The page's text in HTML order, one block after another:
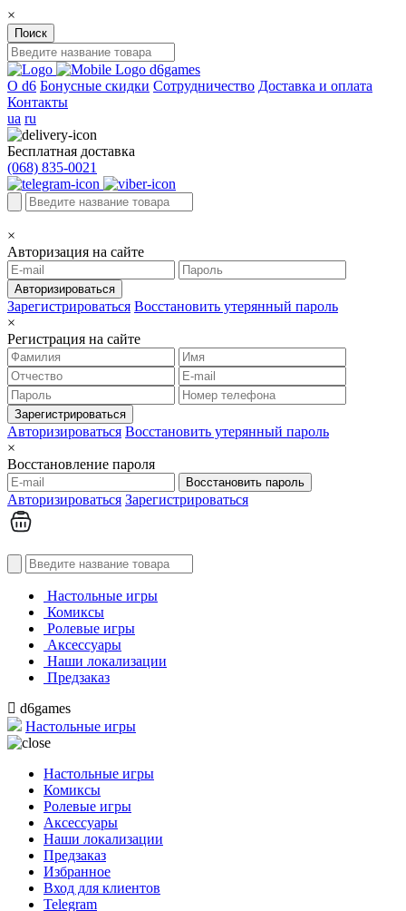
×
Поиск
d6games
О d6 Бонусные скидки Сотрудничество Доставка и оплата
Контакты
ua ru
Бесплатная доставка
(068) 835-0021
×
Авторизация на сайте
Авторизироваться
Зарегистрироваться Восстановить утерянный пароль
×
Регистрация на сайте
Зарегистрироваться
Авторизироваться Восстановить утерянный пароль
×
Восстановление пароля
Восстановить пароль
Авторизироваться Зарегистрироваться
Настольные игры
Комиксы
Ролевые игры
Аксессуары
Наши локализации
Предзаказ
d6games
Настольные игры
Настольные игры
Комиксы
Ролевые игры
Аксессуары
Наши локализации
Предзаказ
Избранное
Вход для клиентов
Telegram